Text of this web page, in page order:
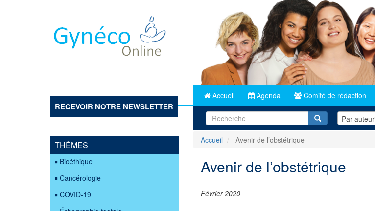
Accueil Agenda Comité de rédaction
RECEVOIR NOTRE NEWSLETTER
RecherchePar auteur
Accueil Avenir de l’obstétrique
Avenir de l’obstétrique
Février 2020
THÈMES
Bioéthique
Cancérologie
COVID-19